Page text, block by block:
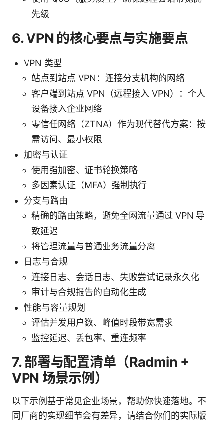
先级
6. VPN 的核心要点与实施要点
VPN 类型
站点到站点 VPN：连接分支机构的网络
客户端到站点 VPN（远程接入 VPN）：个人
设备接入企业网络
零信任网络（ZTNA）作为现代替代方案：按
需访问、最小权限
加密与认证
使用强加密、证书轮换策略
多因素认证（MFA）强制执行
分支与路由
精确的路由策略，避免全网流量通过 VPN 导
致延迟
将管理流量与普通业务流量分离
日志与合规
连接日志、会话日志、失败尝试记录永久化
审计与合规报告的自动化生成
性能与容量规划
评估并发用户数、峰值时段带宽需求
监控延迟、丢包率、重连频率
7. 部署与配置清单（Radmin +
VPN 场景示例）
以下示例基于常见企业场景，帮助你快速落地。不
同厂商的实现细节会有差异，请结合你们的实际版